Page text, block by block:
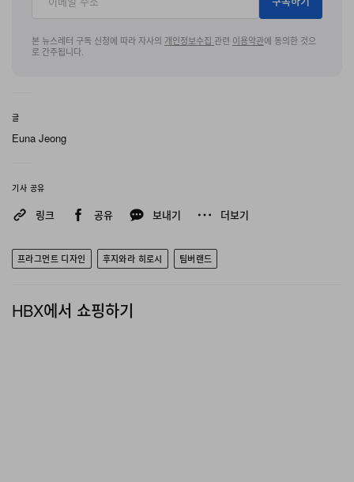
Instagram에서 이 게시물 보기
본 뉴스레터 구독 신청에 따라 자사의 개인정보수집 관련 이용약관에 동의한 것으
로 간주됩니다.
글
Euna Jeong
기사 공유
링크 공유 보내기 더보기
프라그먼트 디자인 후지와라 히로시 팀버랜드
HBX에서 쇼핑하기